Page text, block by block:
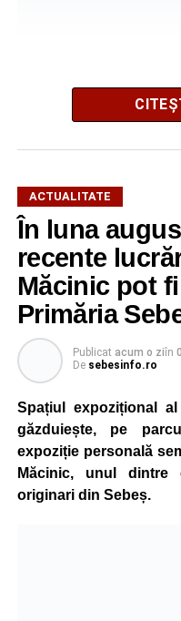
String Symphonic
instrumentiști din 6 țări,
Liceului de Arte
participă, timp de
perfecționare, repetiții și
îndrumarea unor
ACTUALITATE
În luna
recente
Măcinic pot
Primăria
Publicat acum o ziîn
De sebesinfo.ro
Spațiul expozițional
găzduiește, pe
expoziție personală
Măcinic, unul dintre
originari din Sebeș.